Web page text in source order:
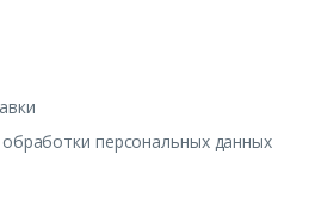
персональных данных